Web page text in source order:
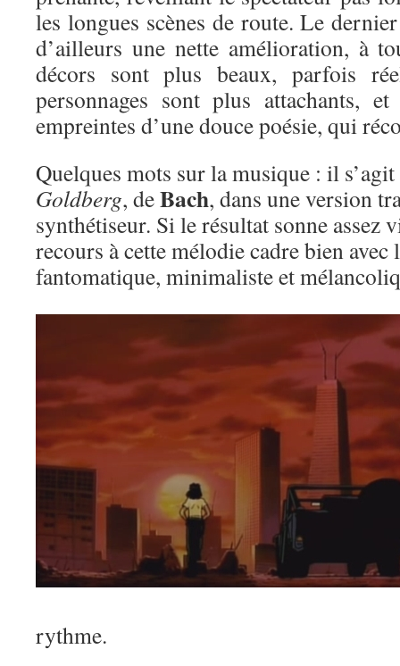
les longues scènes de route. Le
d’ailleurs une nette amélioration, à
décors sont plus beaux, parfois
personnages sont plus attachants,
empreintes d’une douce poésie, qui
Quelques mots sur la musique : il
Goldberg, deBach, dans une version
synthétiseur. Si le résultat sonne assez
recours à cette mélodie cadre bien avec
fantomatique, minimaliste et
rythme.